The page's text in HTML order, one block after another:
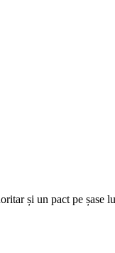
și un pact pe șase